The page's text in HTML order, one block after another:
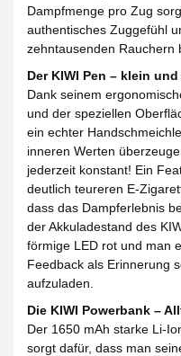
Dampfmenge pro Zug
authentisches Zuggefühl
zehntausenden Rauchern
Der KIWI Pen – klein
Dank seinem
und der speziellen
ein echter
inneren Werten
jederzeit konstant! Ein
deutlich teureren E-
dass das Dampferlebnis
der Akkuladestand des
förmige LED rot und man
Feedback als Erinnerung
aufzuladen.
Die KIWI Powerbank –
Der 1650 mAh starke Li-
sorgt dafür, dass man